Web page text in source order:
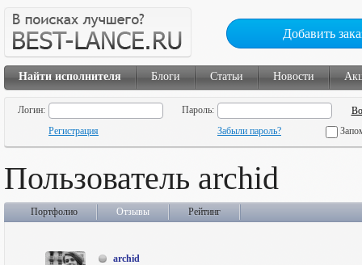
Добавить
Найти исполнителя Блоги Статьи Новости
Логин:
Пароль:
Регистрация
Забыли пароль?
Пользователь archid
Портфолио Отзывы Рейтинг
archid